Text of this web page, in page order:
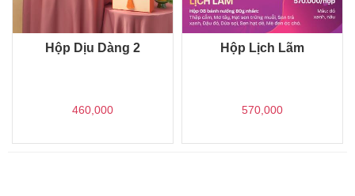
Hộp Lịch Lãm Hộp Thăng